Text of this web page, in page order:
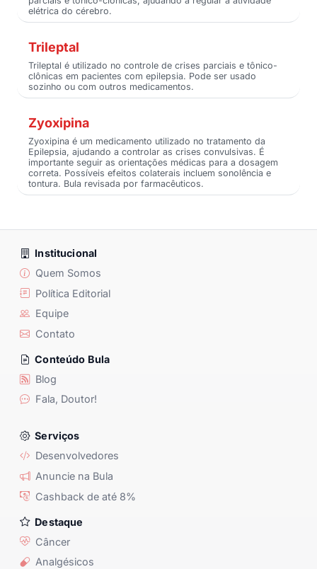
elétrica do cérebro.
Trileptal
Trileptal é utilizado no controle de crises parciais e tônico-
clônicas em pacientes com epilepsia. Pode ser usado
sozinho ou com outros medicamentos.
Zyoxipina
Zyoxipina é um medicamento utilizado no tratamento da
Epilepsia, ajudando a controlar as crises convulsivas. É
importante seguir as orientações médicas para a dosagem
correta. Possíveis efeitos colaterais incluem sonolência e
tontura. Bula revisada por farmacêuticos.
Institucional
Quem Somos
Política Editorial
Equipe
Contato
Conteúdo Bula
Blog
Fala, Doutor!
Serviços
Desenvolvedores
Anuncie na Bula
Cashback de até 8%
Destaque
Câncer
Analgésicos